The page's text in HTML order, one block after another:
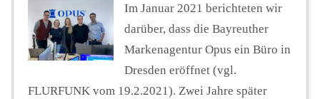
Podcast
Seminare
Im Januar 2021 berichteten wir
darüber, dass die Bayreuther
Markenagentur Opus ein Büro in
Dresden eröffnet (vgl.
FLURFUNK vom 19.2.2021). Zwei Jahre später